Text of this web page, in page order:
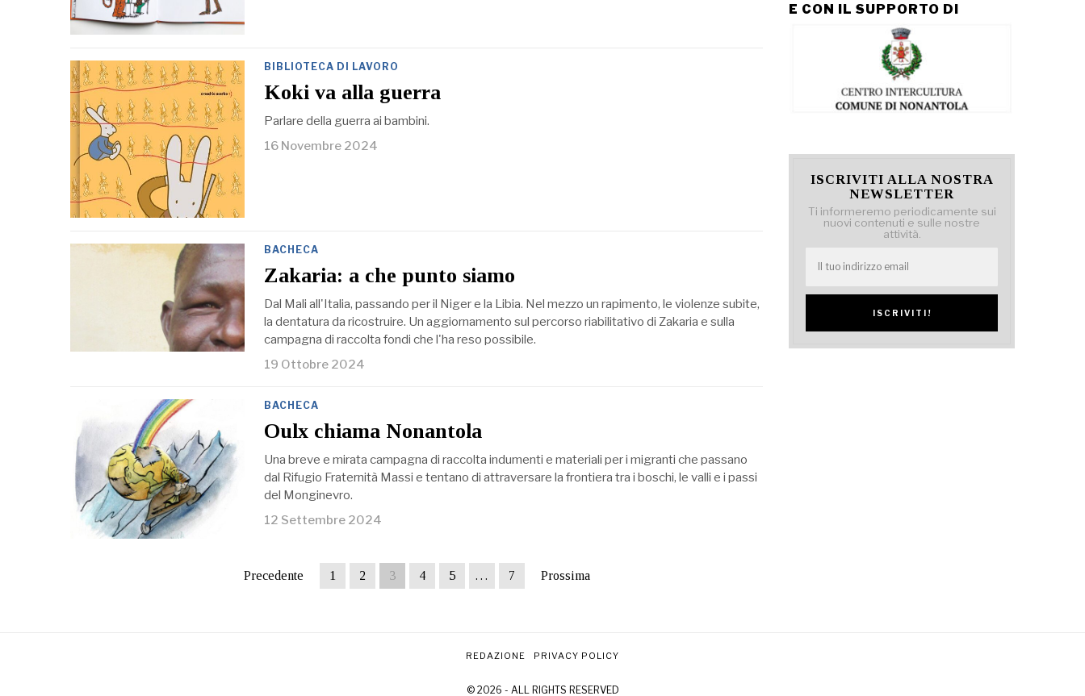
BIBLIOTECA DI LAVORO
Koki va alla guerra
Parlare della guerra ai bambini.
16 Novembre 2024
BACHECA
Zakaria: a che punto siamo
Dal Mali all'Italia, passando per il Niger e la Libia. Nel mezzo un rapimento, le violenze subite,
la dentatura da ricostruire. Un aggiornamento sul percorso riabilitativo di Zakaria e sulla
campagna di raccolta fondi che l'ha reso possibile.
19 Ottobre 2024
BACHECA
Oulx chiama Nonantola
Una breve e mirata campagna di raccolta indumenti e materiali per i migranti che passano
dal Rifugio Fraternità Massi e tentano di attraversare la frontiera tra i boschi, le valli e i passi
del Monginevro.
12 Settembre 2024
Precedente 1 2 3 4 5 … 7 Prossima
E CON IL SUPPORTO DI
ISCRIVITI ALLA NOSTRA
NEWSLETTER
Ti informeremo periodicamente sui
nuovi contenuti e sulle nostre
attività.
REDAZIONE PRIVACY POLICY
© 2026 - ALL RIGHTS RESERVED